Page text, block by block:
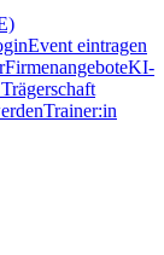
Event eintragen
FirmenangeboteKI-
Trainer:in